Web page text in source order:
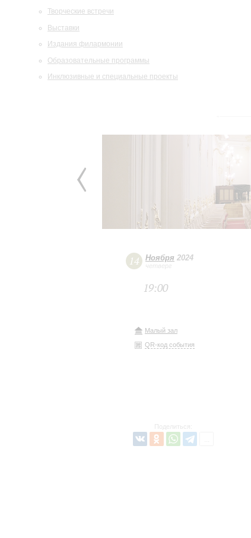
Творческие встречи
Выставки
Издания филармонии
Образовательные программы
Инклюзивные и специальные проекты
14 Ноября 2024
четверг
19:00
Малый зал
QR-код события
Поделиться: